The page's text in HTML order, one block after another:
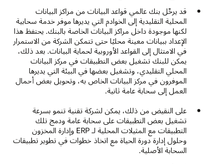
قد يرحِّل بنك عالمي قواعد البيانات من مراكز البيانات
المحلية التقليدية إلى الخوادم التي يديرها موفر خدمة سحابية
لكنها موجودة داخل مراكز البيانات الخاصة بالبنك. يحتفظ هذا
الإعداد ببيانات معينة محليًا حتى تتمكن الشركة من الاستمرار
في الامتثال إلى القواعد الأوروبية لحماية البيانات. بعد ذلك،
يمكن للبنك تشغيل بعض التطبيقات في مركز البيانات
المحلي التقليدي، وتشغيل بعضها في البيئة التي يديرها
الموفرون في مركز البيانات الخاص به، وتحويل بعض أحمال
العمل إلى سحابة عامة ثانية.
على النقيض من ذلك، يمكن لشركة تقنية تنمو بسرعة
تشغيل بعض التطبيقات على سحابة عامة ودمج تلك
التطبيقات مع المثيلات المحلية لـ ERP وإدارة المخزون
وحلول إدارة دورة الحياة مع اتخاذ خطوات في تطوير تطبيقات
السحابة الأصلية.